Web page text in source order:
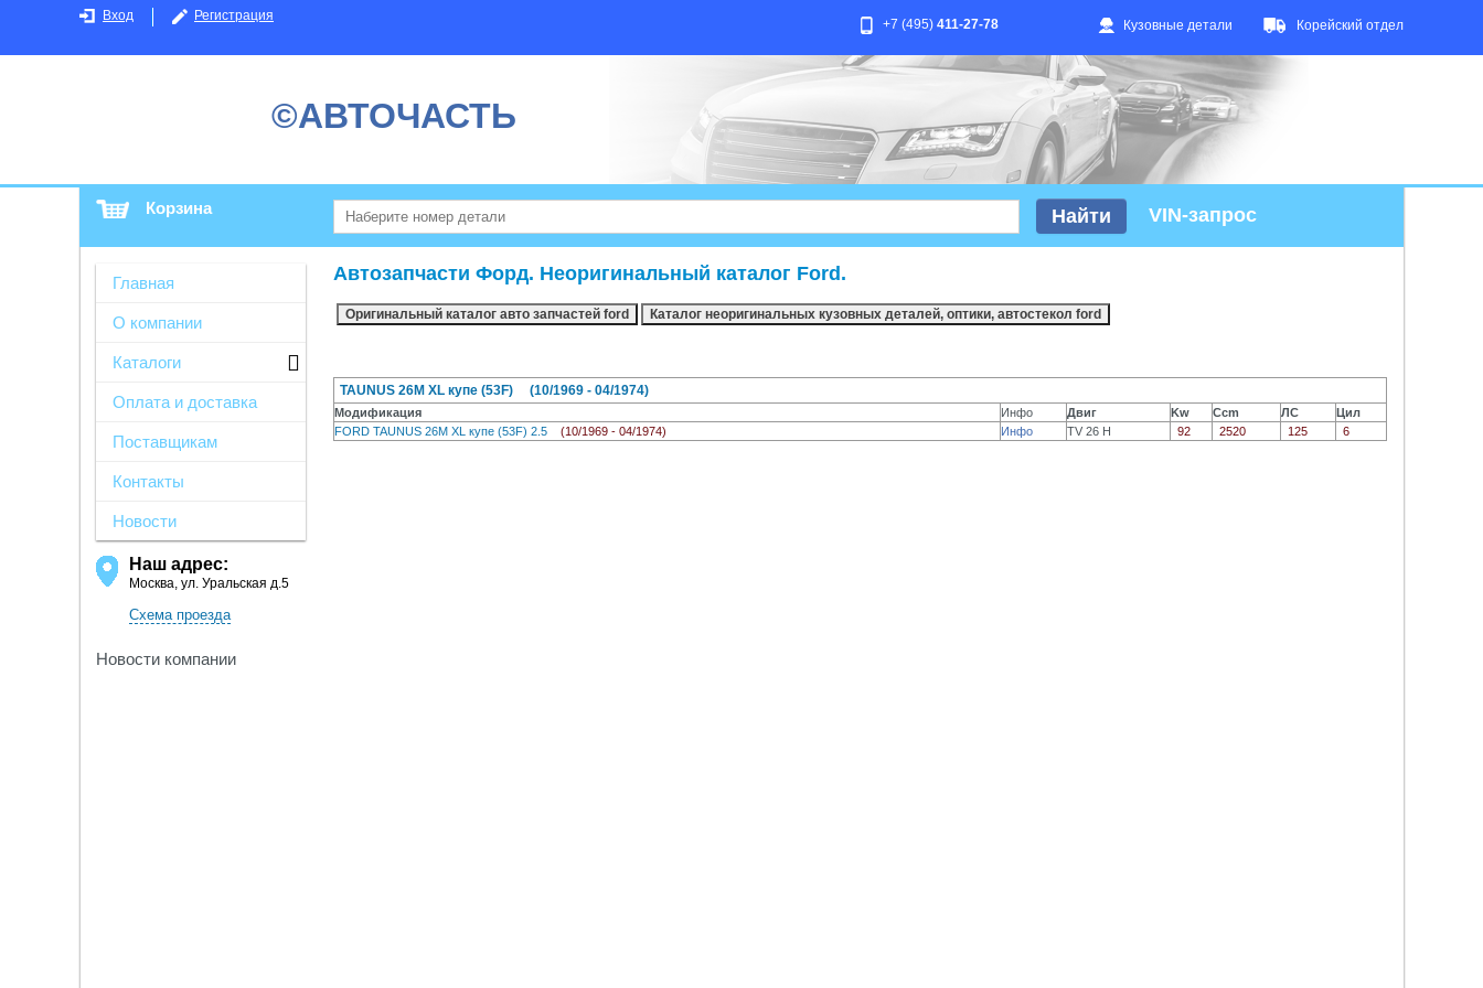
Вход Регистрация
Кузовные детали Корейский отдел
+7 (495) 411-27-78
©АВТОЧАСТЬ
Корзина VIN-запрос
Главная
О компании
Каталоги
Оплата и доставка
Поставщикам
Контакты
Новости
Наш адрес:
Москва, ул. Уральская д.5
Схема проезда
Новости компании
Автозапчасти Форд. Неоригинальный каталог Ford.
TAUNUS 26M XL купе (53F) (10/1969 - 04/1974)
Модификация Инфо Двиг Kw Ccm ЛС
Цил
FORD TAUNUS 26M XL купе (53F) 2.5 (10/1969 - 04/1974) Инфо TV 26 H 92 2520 125 6